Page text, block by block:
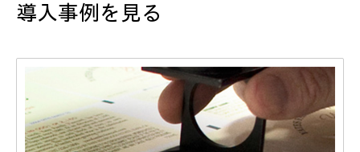
導入事例を見る